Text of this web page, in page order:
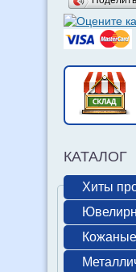
КАТАЛОГ
Хиты